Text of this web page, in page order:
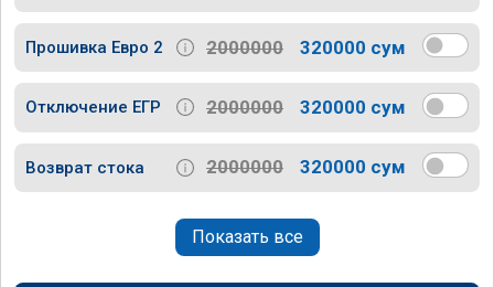
Прошивка Евро 2 2000000 320000 сум
Отключение ЕГР 2000000 320000 сум
Возврат стока 2000000 320000 сум
Показать все